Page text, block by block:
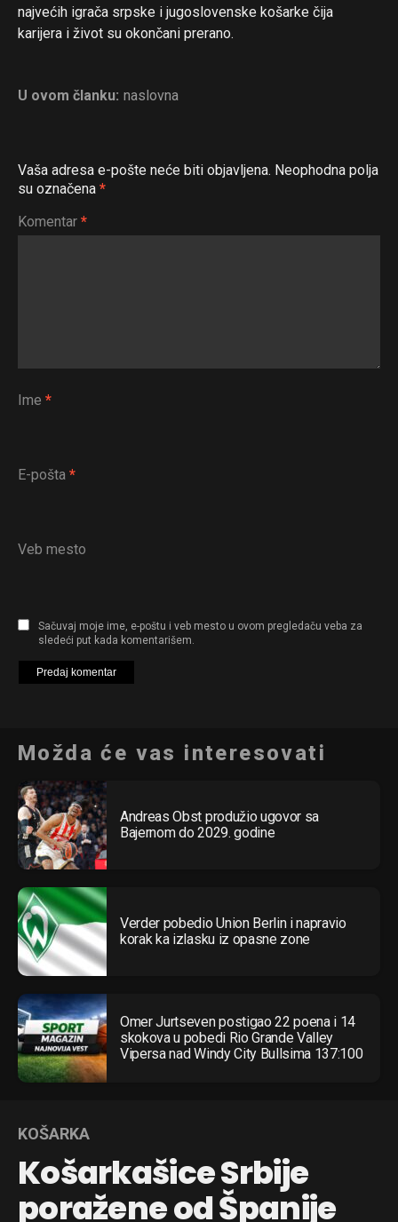
najvećih igrača srpske i jugoslovenske košarke čija
karijera i život su okončani prerano.
U ovom članku: naslovna
Vaša adresa e-pošte neće biti objavljena. Neophodna polja
su označena *
Komentar *
Ime *
E-pošta *
Veb mesto
Sačuvaj moje ime, e-poštu i veb mesto u ovom pregledaču veba za
sledeći put kada komentarišem.
Možda će vas interesovati
Andreas Obst produžio ugovor sa
Bajernom do 2029. godine
Verder pobedio Union Berlin i napravio
korak ka izlasku iz opasne zone
Omer Jurtseven postigao 22 poena i 14
skokova u pobedi Rio Grande Valley
Vipersa nad Windy City Bullsima 137:100
KOŠARKA
Košarkašice Srbije
poražene od Španije